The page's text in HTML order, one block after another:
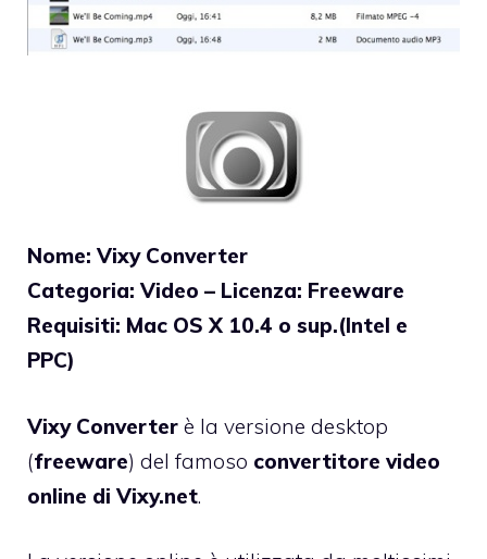
Nome: Vixy Converter
Categoria: Video – Licenza: Freeware
Requisiti: Mac OS X 10.4 o sup.(Intel e
PPC)
Vixy Converter è la versione desktop
(freeware) del famoso convertitore video
online di Vixy.net.